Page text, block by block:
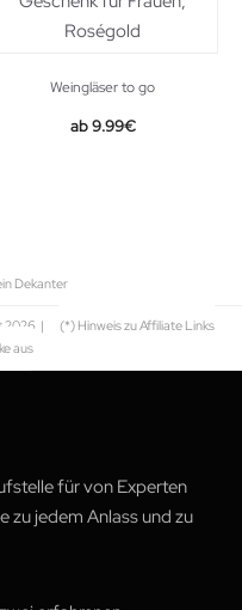
Weingläser to go
9.99€
Dekanter
2026 |
(*) Hinweis zu Affiliate Links
aus
für von Experten
zu jedem Anlass und zu